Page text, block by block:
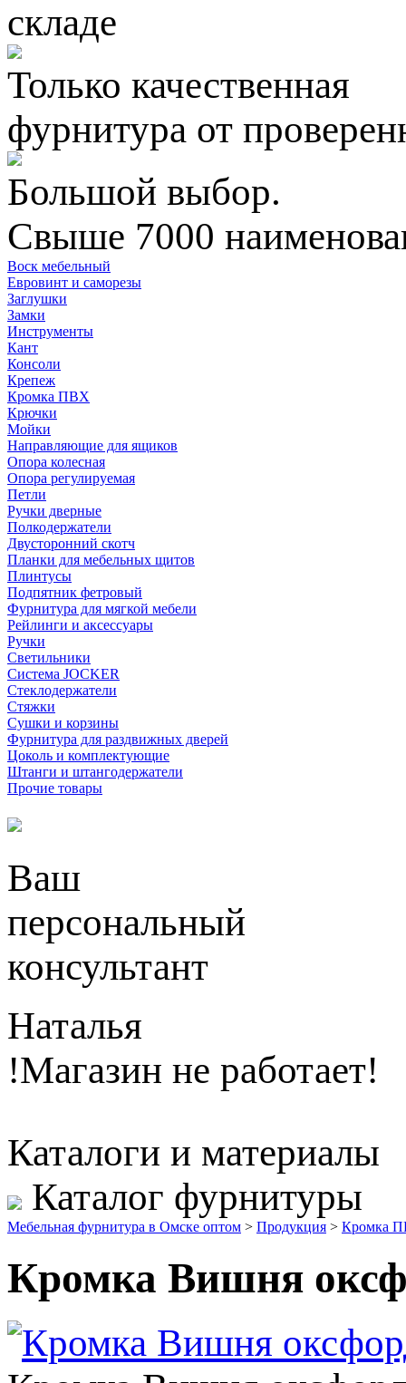
складе
Только качественная
фурнитура от
Большой выбор.
Свыше 7000
Воск мебельный
Евровинт и саморезы
Заглушки
Замки
Инструменты
Кант
Консоли
Крепеж
Кромка ПВХ
Крючки
Мойки
Направляющие для ящиков
Опора колесная
Опора регулируемая
Петли
Ручки дверные
Полкодержатели
Двусторонний скотч
Планки для мебельных щитов
Плинтусы
Подпятник фетровый
Фурнитура для мягкой мебели
Рейлинги и аксессуары
Ручки
Светильники
Система JOCKER
Стеклодержатели
Стяжки
Сушки и корзины
Фурнитура для раздвижных дверей
Цоколь и комплектующие
Штанги и штангодержатели
Прочие товары
Ваш
персональный
консультант
Наталья
!Магазин не работает!
Каталоги и материалы
Каталог фурнитуры
Мебельная фурнитура в Омске оптом > Продукция > Кромка
Кромка Вишня